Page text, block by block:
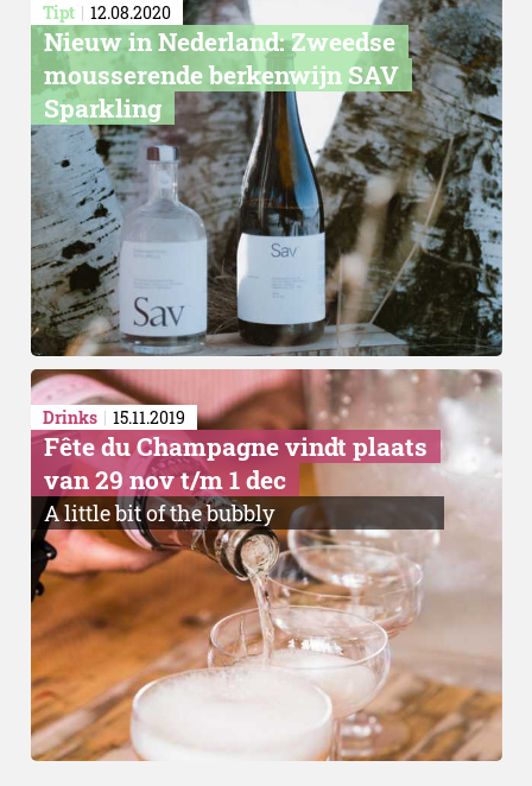
Tipt 12.08.2020
Nieuw in Nederland: Zweedse
mousserende berkenwijn SAV
Sparkling
Drinks 15.11.2019
Fête du Champagne vindt plaats
van 29 nov t/m 1 dec
A little bit of the bubbly